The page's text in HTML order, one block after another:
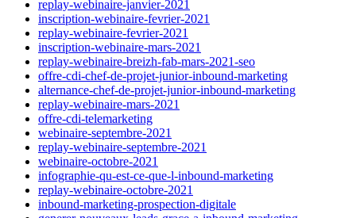
replay-webinaire-janvier-2021
inscription-webinaire-fevrier-2021
replay-webinaire-fevrier-2021
inscription-webinaire-mars-2021
replay-webinaire-breizh-fab-mars-2021-seo
offre-cdi-chef-de-projet-junior-inbound-marketing
alternance-chef-de-projet-junior-inbound-marketing
replay-webinaire-mars-2021
offre-cdi-telemarketing
webinaire-septembre-2021
replay-webinaire-septembre-2021
webinaire-octobre-2021
infographie-qu-est-ce-que-l-inbound-marketing
replay-webinaire-octobre-2021
inbound-marketing-prospection-digitale